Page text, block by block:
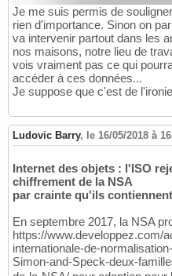
Je me suis permis de
rien d'importance. Sinon on
va intervenir partout dans les
nos maisons, notre lieu de
vois vraiment pas ce qui
accéder à ces données...
Je suppose que c'est de
Ludovic Barry, le 16/05/2018 à
Internet des objets : l'ISO
chiffrement de la NSA
par crainte qu'ils
En septembre 2017, la NSA
https://www.developpez.com/
internationale-de-
Simon-and-Speck-deux-